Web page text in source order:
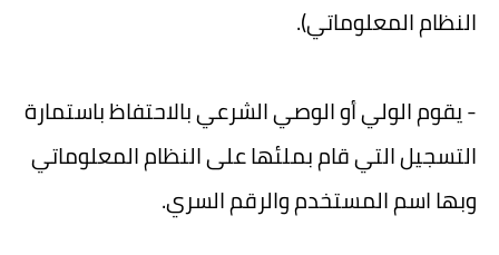
النظام المعلوماتي).
- يقوم الولي أو الوصي الشرعي بالاحتفاظ باستمارة
التسجيل التي قام بملئها على النظام المعلوماتي
وبها اسم المستخدم والرقم السري.